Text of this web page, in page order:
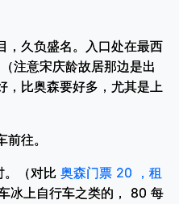
，久负盛名。入口处在最西
注意宋庆龄故居那边是出
，比奥森要好多，尤其是上
往。
。（对比 奥森门票 20 ，租
冰上自行车之类的， 80 每